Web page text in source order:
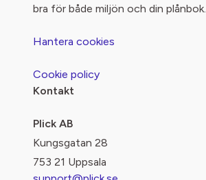
bra för både miljön och din plånbok.
Hantera cookies
Cookie policy
Kontakt
Plick AB
Kungsgatan 28
753 21 Uppsala